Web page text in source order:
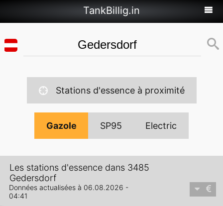
TankBillig.in
Stations d'essence à proximité
Gazole SP95 Electric
Les stations d'essence dans 3485
Gedersdorf
Données actualisées à 06.08.2026 -
04:41